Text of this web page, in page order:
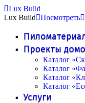
Lux Build
Lux Build
Посмотреть
Проекты
Каталог
Каталог
Каталог
Каталог
Услуги